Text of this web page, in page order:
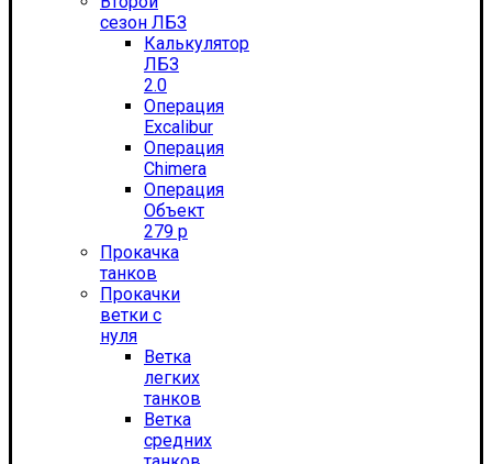
сезон ЛБЗ
Калькулятор
ЛБЗ
2.0
Операция
Excalibur
Операция
Chimera
Операция
Объект
279 р
Прокачка
танков
Прокачки
ветки с
нуля
Ветка
легких
танков
Ветка
средних